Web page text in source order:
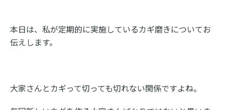
ル
本日は、私が定期的に実施しているカギ磨きについてお
伝えします。
大家さんとカギって切っても切れない関係ですよね。